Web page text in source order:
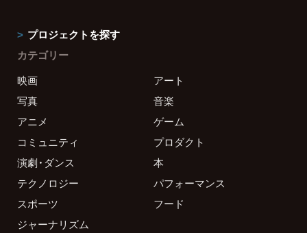
プロジェクトを探す
カテゴリー
映画
アート
写真
音楽
アニメ
ゲーム
コミュニティ
プロダクト
演劇・ダンス
本
テクノロジー
パフォーマンス
スポーツ
フード
ジャーナリズム